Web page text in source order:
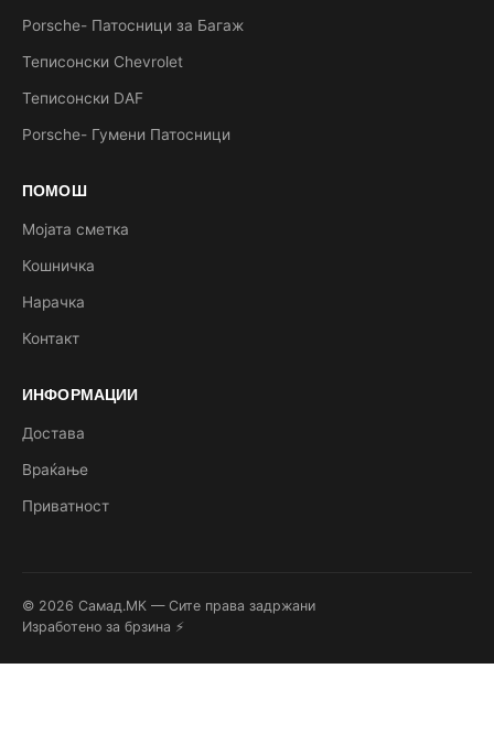
Porsche- Патосници за Багаж
Теписонски Chevrolet
Теписонски DAF
Porsche- Гумени Патосници
ПОМОШ
Мојата сметка
Кошничка
Нарачка
Контакт
ИНФОРМАЦИИ
Достава
Враќање
Приватност
© 2026 Самад.МК — Сите права задржани
Изработено за брзина ⚡